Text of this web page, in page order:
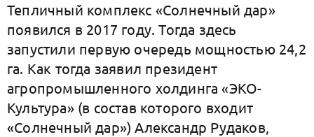
Тепличный комплекс «Солнечный дар»
появился в 2017 году. Тогда здесь
запустили первую очередь мощностью 24,2
га. Как тогда заявил президент
агропромышленного холдинга «ЭКО-
Культура» (в состав которого входит
«Солнечный дар») Александр Рудаков,